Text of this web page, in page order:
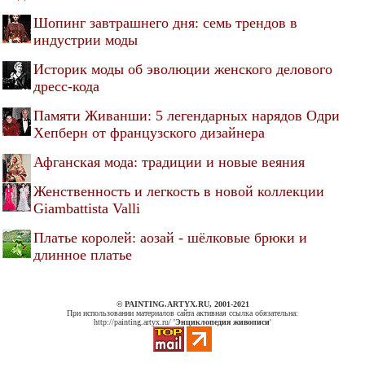
Шопинг завтрашнего дня: семь трендов в
индустрии моды
Историк моды об эволюции женского делового
дресс-кода
Памяти Живанши: 5 легендарных нарядов Одри
Хепберн от французского дизайнера
Афганская мода: традиции и новые веяния
Женственность и легкость в новой коллекции
Giambattista Valli
Платье королей: аозай - шёлковые брюки и
длинное платье
© PAINTING.ARTYX.RU, 2001-2021
При использовании материалов сайта активная ссылка обязательна:
http://painting.artyx.ru/ 'Энциклопедия живописи'